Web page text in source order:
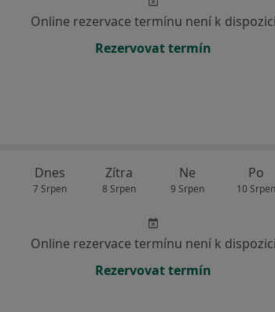
Online rezervace termínu není k dispozici
Rezervovat termín
Dnes
7 Srpen
Zítra
8 Srpen
Ne
9 Srpen
Po
10 Srpen
Online rezervace termínu není k dispozici
Rezervovat termín